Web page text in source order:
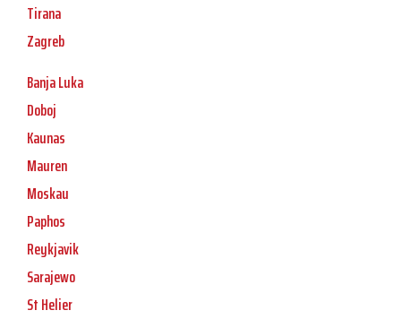
Tirana
Zagreb
Banja Luka
Doboj
Kaunas
Mauren
Moskau
Paphos
Reykjavik
Sarajewo
St Helier